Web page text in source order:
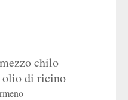
chilo
olio di ricino